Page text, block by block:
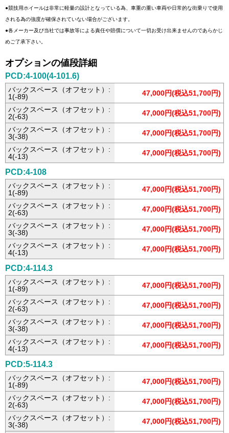
●競技用ホイールは非常に軽量の設計となっている為、車重の重い車両や日常的な街乗りで使用
される為の強度が確保されていない場合がございます。
●各メーカー及び当社では事故等による責任や賠償について一切お受け出来ませんのであらかじ
めご了承下さい。
オプションの値段詳細
PCD:4-100(4-101.6)
バックスペース（オフセット）:
1(-89)
47,000円(税込51,700円)
バックスペース（オフセット）:
2(-63)
47,000円(税込51,700円)
バックスペース（オフセット）:
3(-38)
47,000円(税込51,700円)
バックスペース（オフセット）:
4(-13)
47,000円(税込51,700円)
PCD:4-108
バックスペース（オフセット）:
1(-89)
47,000円(税込51,700円)
バックスペース（オフセット）:
2(-63)
47,000円(税込51,700円)
バックスペース（オフセット）:
3(-38)
47,000円(税込51,700円)
バックスペース（オフセット）:
4(-13)
47,000円(税込51,700円)
PCD:4-114.3
バックスペース（オフセット）:
1(-89)
47,000円(税込51,700円)
バックスペース（オフセット）:
2(-63)
47,000円(税込51,700円)
バックスペース（オフセット）:
3(-38)
47,000円(税込51,700円)
バックスペース（オフセット）:
4(-13)
47,000円(税込51,700円)
PCD:5-114.3
バックスペース（オフセット）:
1(-89)
47,000円(税込51,700円)
バックスペース（オフセット）:
2(-63)
47,000円(税込51,700円)
バックスペース（オフセット）:
3(-38)
47,000円(税込51,700円)